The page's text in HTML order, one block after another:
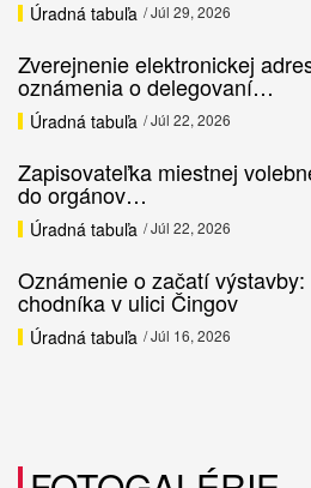
Úradná tabuľa / Júl 29, 2026
Zverejnenie elektronickej
oznámenia o delegovaní…
Úradná tabuľa / Júl 22, 2026
Zapisovateľka miestnej
do orgánov…
Úradná tabuľa / Júl 22, 2026
Oznámenie o začatí
chodníka v ulici Čingov
Úradná tabuľa / Júl 16, 2026